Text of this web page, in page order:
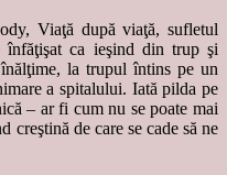
Viaţă după viaţă, sufletul
ca ieşind din trup şi
la trupul întins pe un
a spitalului. Iată pilda pe
– ar fi cum nu se poate mai
creştină de care se cade să ne